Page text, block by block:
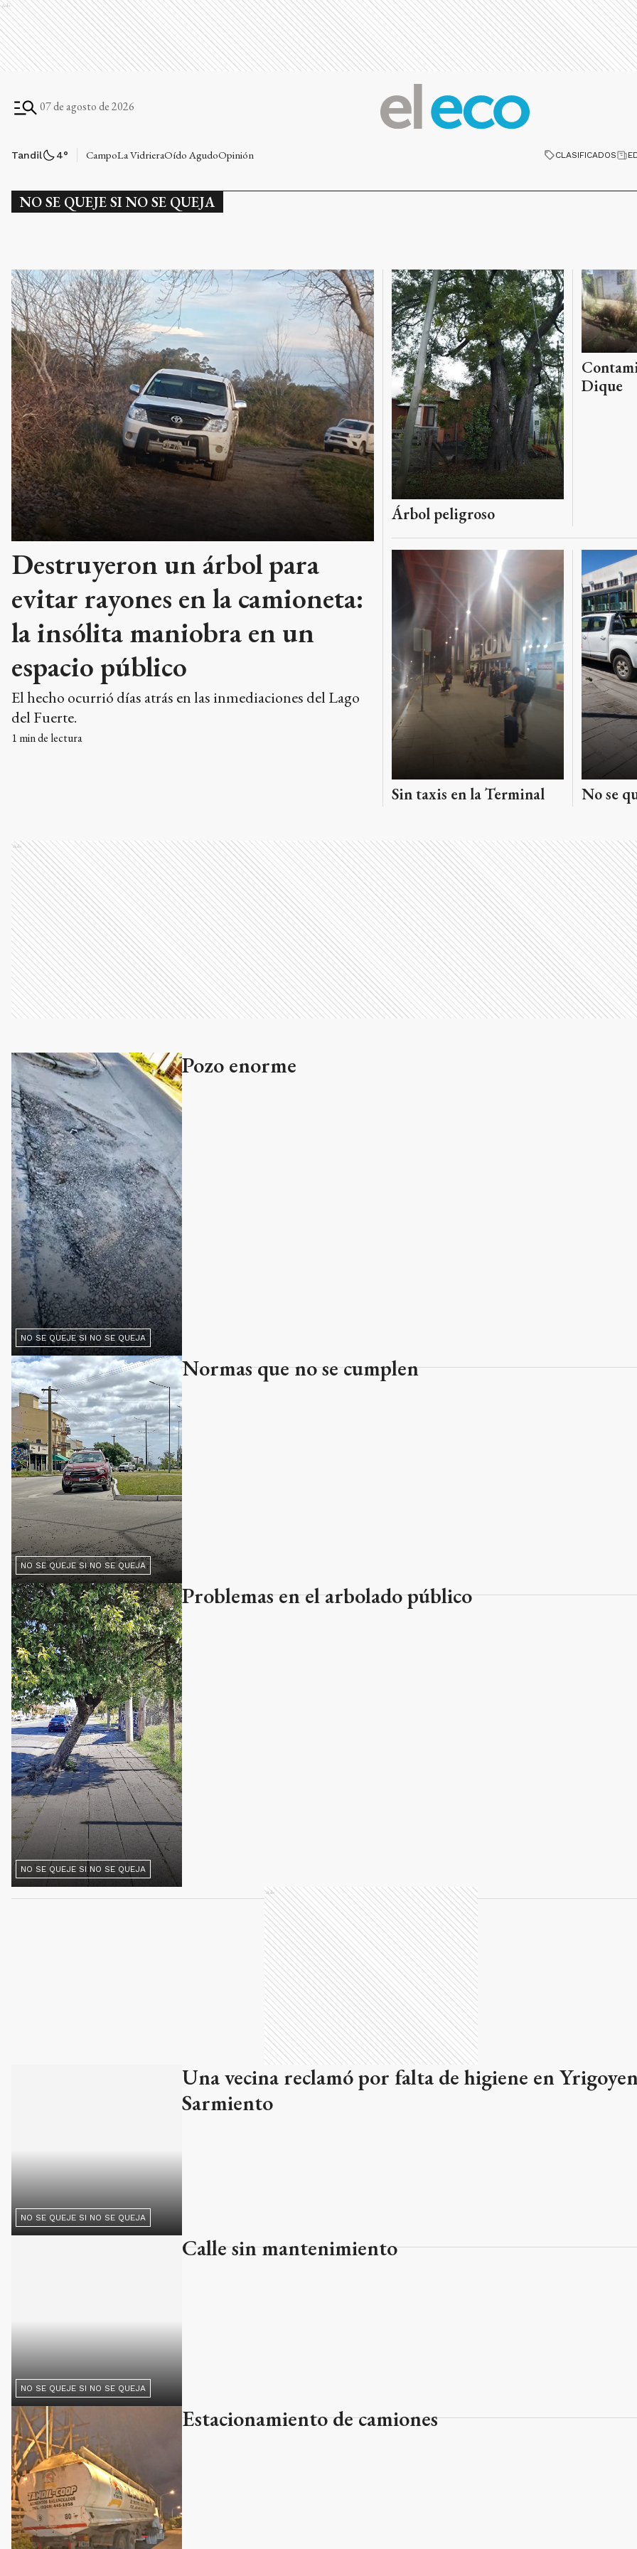
Ads
07 de agosto de 2026
Tandil 4° CampoLa VidrieraOído AgudoOpinión CLASIFICADOS
NO SE QUEJE SI NO SE QUEJA
Destruyeron un árbol para
evitar rayones en la camioneta:
la insólita maniobra en un
espacio público
El hecho ocurrió días atrás en las inmediaciones del Lago
del Fuerte.
1 min de lectura
Árbol peligroso
Dique
Sin taxis en la Terminal No se
Ads
NO SE QUEJE SI NO SE QUEJA
Pozo enorme
NO SE QUEJE SI NO SE QUEJA
Normas que no se cumplen
NO SE QUEJE SI NO SE QUEJA
Problemas en el arbolado público
Ads
NO SE QUEJE SI NO SE QUEJA
Una vecina reclamó por falta de higiene en
Sarmiento
NO SE QUEJE SI NO SE QUEJA
Calle sin mantenimiento
Estacionamiento de camiones